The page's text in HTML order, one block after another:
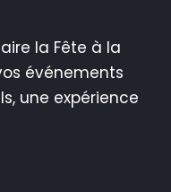
la Fête à la
événements
une expérience